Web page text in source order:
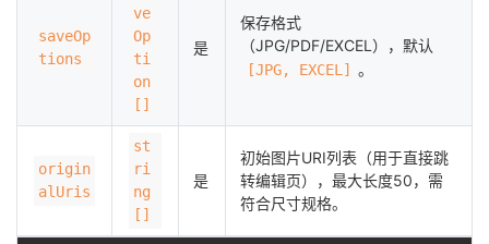
saveOp
tions
ve
Op
ti
on
[]
是
保存格式
（JPG/PDF/EXCEL），默认
[JPG, EXCEL] 。
origin
alUris
st
ri
ng
[]
是
初始图片URI列表（用于直接跳
转编辑页），最大长度50，需
符合尺寸规格。